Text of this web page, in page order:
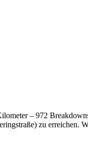
– 972
zu erreichen.